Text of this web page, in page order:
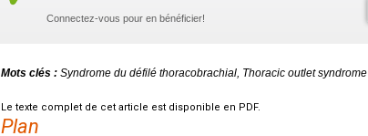
Connectez-vous pour en bénéficier!
Mots clés : Syndrome du défilé thoracobrachial, Thoracic outlet syndrome
Le texte complet de cet article est disponible en PDF.
Plan